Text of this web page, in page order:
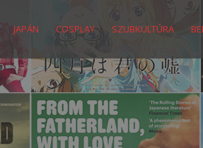
JAPÁN COSPLAY SZUBKULTÚRA